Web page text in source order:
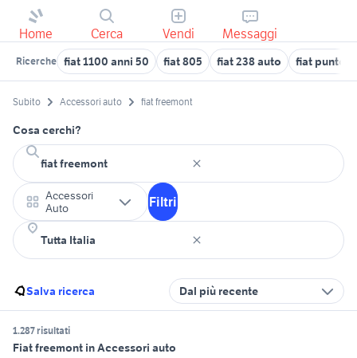
Home Cerca Vendi Messaggi
Ricerche fiat 1100 anni 50 fiat 805 fiat 238 auto fiat punto
Subito Accessori auto fiat freemont
Cosa cerchi?
Accessori
Auto
Filtri
Salva ricerca Dal più recente
1.287 risultati
Fiat freemont in Accessori auto